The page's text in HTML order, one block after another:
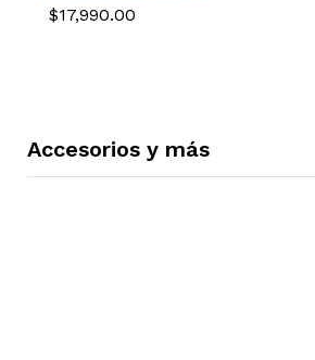
$17,990.00
Accesorios y más